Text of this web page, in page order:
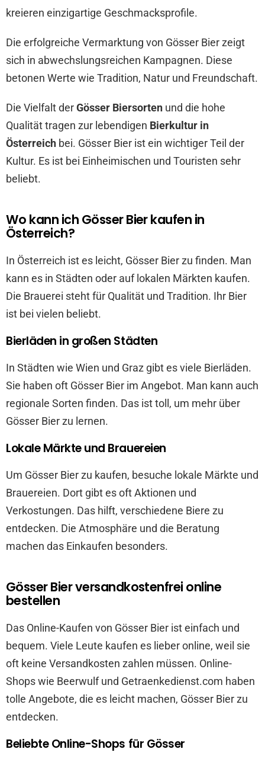
kreieren einzigartige Geschmacksprofile.
Die erfolgreiche Vermarktung von Gösser Bier zeigt
sich in abwechslungsreichen Kampagnen. Diese
betonen Werte wie Tradition, Natur und Freundschaft.
Die Vielfalt derGösser Biersorten und die hohe
Qualität tragen zur lebendigen Bierkultur in
Österreich bei. Gösser Bier ist ein wichtiger Teil der
Kultur. Es ist bei Einheimischen und Touristen sehr
beliebt.
Wo kann ich Gösser Bier kaufen in
Österreich?
In Österreich ist es leicht, Gösser Bier zu finden. Man
kann es in Städten oder auf lokalen Märkten kaufen.
Die Brauerei steht für Qualität und Tradition. Ihr Bier
ist bei vielen beliebt.
Bierläden in großen Städten
In Städten wie Wien und Graz gibt es viele Bierläden.
Sie haben oft Gösser Bier im Angebot. Man kann auch
regionale Sorten finden. Das ist toll, um mehr über
Gösser Bier zu lernen.
Lokale Märkte und Brauereien
Um Gösser Bier zu kaufen, besuche lokale Märkte und
Brauereien. Dort gibt es oft Aktionen und
Verkostungen. Das hilft, verschiedene Biere zu
entdecken. Die Atmosphäre und die Beratung
machen das Einkaufen besonders.
Gösser Bier versandkostenfrei online
bestellen
Das Online-Kaufen von Gösser Bier ist einfach und
bequem. Viele Leute kaufen es lieber online, weil sie
oft keine Versandkosten zahlen müssen. Online-
Shops wie Beerwulf und Getraenkedienst.com haben
tolle Angebote, die es leicht machen, Gösser Bier zu
entdecken.
Beliebte Online-Shops für Gösser